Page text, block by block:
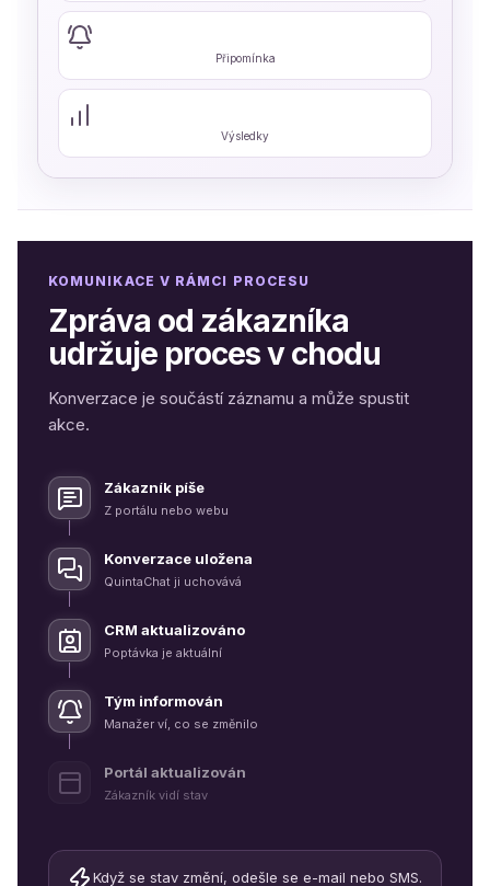
Připomínka
Výsledky
KOMUNIKACE V RÁMCI PROCESU
Zpráva od zákazníka
udržuje proces v chodu
Konverzace je součástí záznamu a může spustit
akce.
Zákazník píše
Z portálu nebo webu
Konverzace uložena
QuintaChat ji uchovává
CRM aktualizováno
Poptávka je aktuální
Tým informován
Manažer ví, co se změnilo
Portál aktualizován
Zákazník vidí stav
Když se stav změní, odešle se e-mail nebo SMS.